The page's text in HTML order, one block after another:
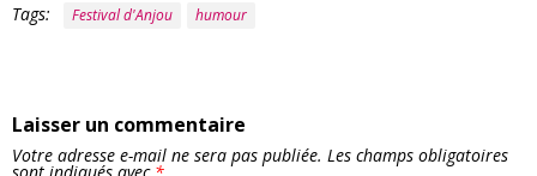
Tags: Festival d'Anjou humour
Laisser un commentaire
Votre adresse e-mail ne sera pas publiée. Les champs obligatoires
sont indiqués avec *